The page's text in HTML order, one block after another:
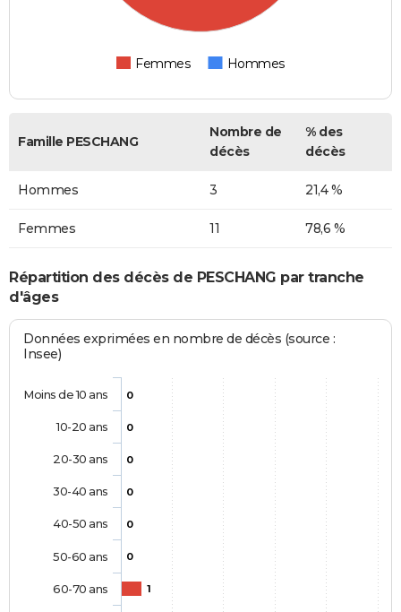
Femmes Hommes
Famille PESCHANG
Nombre de
décès
% des
décès
Hommes 3 21,4 %
Femmes 11 78,6 %
Répartition des décès de PESCHANG par tranche
d'âges
Données exprimées en nombre de décès (source :
Insee)
0
0
0
0
0
0
1
Moins de 10 ans
10-20 ans
20-30 ans
30-40 ans
40-50 ans
50-60 ans
60-70 ans